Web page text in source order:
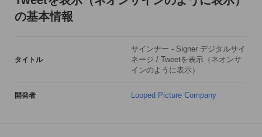
す。
- "子機モード"で使用すると、子機として動作します。
- 色の設定（文字、アウトライン、背景）
の基本情報
タイトル
サインナー - Signer デジタルサイ
ネージ / Tweetを表示（ネオンサ
インのように表示）
開発者 Looped Picture Company